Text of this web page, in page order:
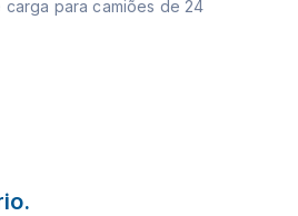
para camiões de 24